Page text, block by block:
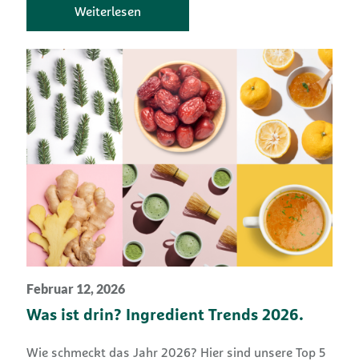
Weiterlesen
Februar 12, 2026
Was ist drin? Ingredient Trends 2026.
Wie schmeckt das Jahr 2026? Hier sind unsere Top 5